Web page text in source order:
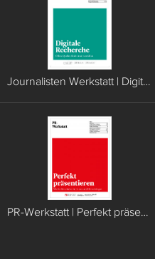
Journalisten Werkstatt | Digitale Recherche
PR-Werkstatt | Perfekt präsentieren